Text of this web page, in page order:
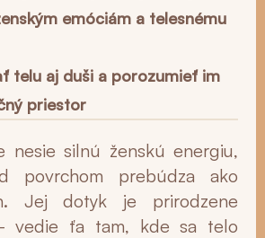
emóciám a telesnému
telu aj duši a porozumieť im
priestor
nesie silnú ženskú energiu,
povrchom prebúdza ako
Jej dotyk je prirodzene
vedie ťa tam, kde sa telo